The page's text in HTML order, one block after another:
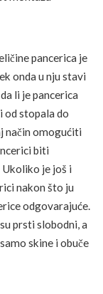
pancerica je
onda u nju stavi
li je pancerica
od stopala do
način omogućiti
biti
je još i
nakon što ju
odgovarajuće.
prsti slobodni, a
skine i obuče